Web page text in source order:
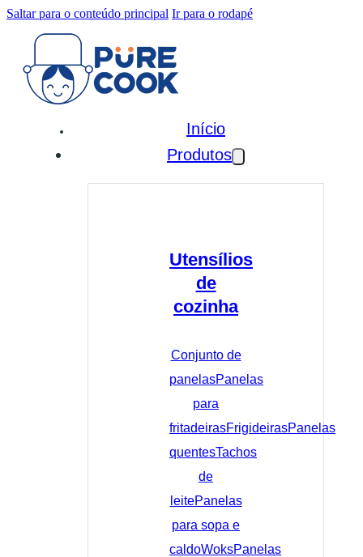
Saltar para o conteúdo principal Ir para o rodapé
Início
Produtos
Utensílios
de
cozinha
Conjunto de
panelasPanelas
para
fritadeirasFrigideirasPanelas
quentesTachos
de
leitePanelas
para sopa e
caldoWoksPanelas